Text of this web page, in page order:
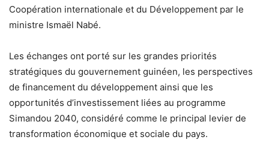
Coopération internationale et du Développement par le
ministre Ismaël Nabé.
Les échanges ont porté sur les grandes priorités
stratégiques du gouvernement guinéen, les perspectives
de financement du développement ainsi que les
opportunités d’investissement liées au programme
Simandou 2040, considéré comme le principal levier de
transformation économique et sociale du pays.